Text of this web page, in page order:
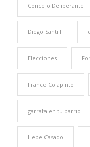
Concejo Deliberante
Diego Santilli
Elecciones
Franco Colapinto
garrafa en tu barrio
Hebe Casado